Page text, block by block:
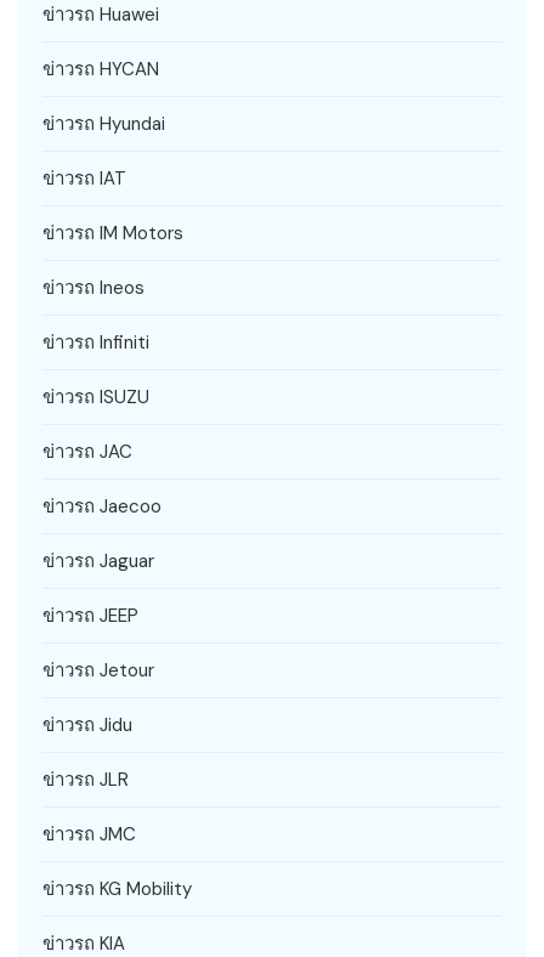
ข่าวรถ Huawei
ข่าวรถ HYCAN
ข่าวรถ Hyundai
ข่าวรถ IAT
ข่าวรถ IM Motors
ข่าวรถ Ineos
ข่าวรถ Infiniti
ข่าวรถ ISUZU
ข่าวรถ JAC
ข่าวรถ Jaecoo
ข่าวรถ Jaguar
ข่าวรถ JEEP
ข่าวรถ Jetour
ข่าวรถ Jidu
ข่าวรถ JLR
ข่าวรถ JMC
ข่าวรถ KG Mobility
ข่าวรถ KIA